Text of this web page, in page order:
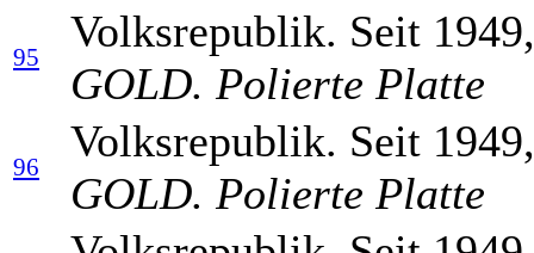
95
Volksrepublik. Seit
GOLD. Polierte Platte
96
Volksrepublik. Seit
GOLD. Polierte Platte